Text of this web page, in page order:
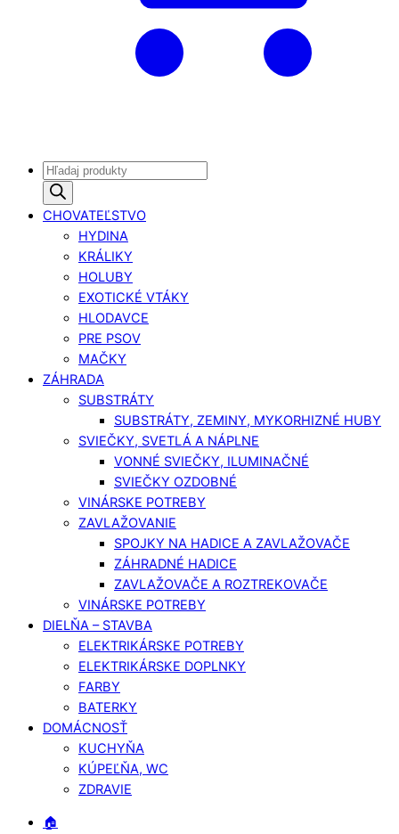
Products
search
CHOVATEĽSTVO
HYDINA
KRÁLIKY
HOLUBY
EXOTICKÉ VTÁKY
HLODAVCE
PRE PSOV
MAČKY
ZÁHRADA
SUBSTRÁTY
SUBSTRÁTY, ZEMINY, MYKORHIZNÉ HUBY
SVIEČKY, SVETLÁ A NÁPLNE
VONNÉ SVIEČKY, ILUMINAČNÉ
SVIEČKY OZDOBNÉ
VINÁRSKE POTREBY
ZAVLAŽOVANIE
SPOJKY NA HADICE A ZAVLAŽOVAČE
ZÁHRADNÉ HADICE
ZAVLAŽOVAČE A ROZTREKOVAČE
VINÁRSKE POTREBY
DIELŇA – STAVBA
ELEKTRIKÁRSKE POTREBY
ELEKTRIKÁRSKE DOPLNKY
FARBY
BATERKY
DOMÁCNOSŤ
KUCHYŇA
KÚPEĽŇA, WC
ZDRAVIE
Close
Close
🏠︎